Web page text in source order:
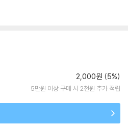
2,000원 (5%)
5만원 이상 구매 시 2천원 추가 적립